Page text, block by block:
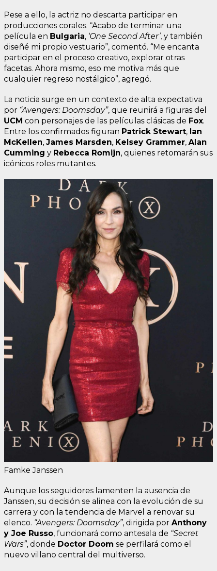
Pese a ello, la actriz no descarta participar en
producciones corales. “Acabo de terminar una
película en Bulgaria, ‘One Second After’, y también
diseñé mi propio vestuario”, comentó. “Me encanta
participar en el proceso creativo, explorar otras
facetas. Ahora mismo, eso me motiva más que
cualquier regreso nostálgico”, agregó.
La noticia surge en un contexto de alta expectativa
por “Avengers: Doomsday”, que reunirá a figuras del
UCM con personajes de las películas clásicas de Fox.
Entre los confirmados figuran Patrick Stewart, Ian
McKellen, James Marsden, Kelsey Grammer, Alan
Cumming y Rebecca Romijn, quienes retomarán sus
icónicos roles mutantes.
Famke Janssen
Aunque los seguidores lamenten la ausencia de
Janssen, su decisión se alinea con la evolución de su
carrera y con la tendencia de Marvel a renovar su
elenco. “Avengers: Doomsday”, dirigida por Anthony
y Joe Russo, funcionará como antesala de “Secret
Wars”, donde Doctor Doom se perfilará como el
nuevo villano central del multiverso.